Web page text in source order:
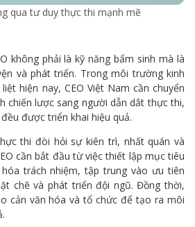
qua tư duy thực thi mạnh mẽ
không phải là kỹ năng bẩm sinh mà là
và phát triển. Trong môi trường kinh
hiện nay, CEO Việt Nam cần chuyển
chiến lược sang người dẫn dắt thực thi,
được triển khai hiệu quả.
thi đòi hỏi sự kiên trì, nhất quán và
cần bắt đầu từ việc thiết lập mục tiêu
trách nhiệm, tập trung vào ưu tiên
chẽ và phát triển đội ngũ. Đồng thời,
cản văn hóa và tổ chức để tạo ra môi